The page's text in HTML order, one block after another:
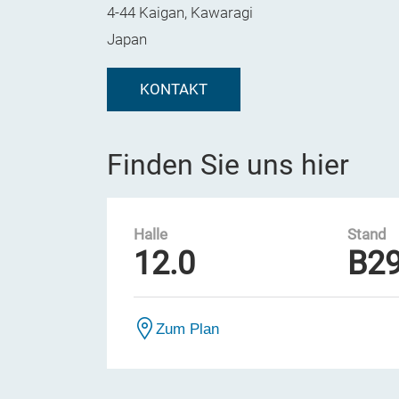
4-44 Kaigan, Kawaragi
Japan
KONTAKT
Finden Sie uns hier
Halle
12.0
Stand
Zum Plan